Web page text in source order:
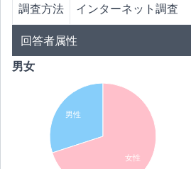
調査方法 インターネット調査
回答者属性
男女
男性
女性